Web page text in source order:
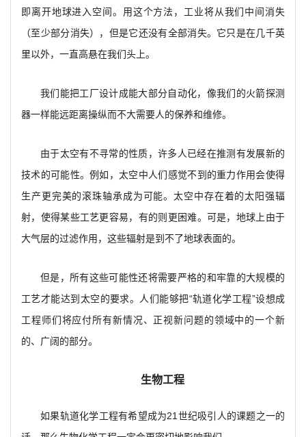
即离开地球进入空间。用这个方法，工业将从我们中间消失
（至少部分消失），但是它还没有全部消失。它只是在几千英
里以外，一直高悬在我们头上。
我们能把工厂设计成能大部分自动化，像我们的火箭探测
器一样能远距离操纵而不大需要人的保养和维修。
由于太空有不寻常的性质，许多人已经在推测有发展新的
技术的可能性。例如，太空中人们感觉不到的重力作用会使得
生产更完美的滚珠轴承成为可能。太空中存在着的太阳强辐
射，使得某些工艺更容易，有的则更困难。可是，地球上由于
大气层的过滤作用，这些辐射是到不了地球表面的。
但是，所有这些可能性还将需要严格的和牢靠的大规模的
工艺才能达到太空的要求。人们能够把“轨道化学工程”设想成
工程师们将应付所有新情况、正视新问题的领域中的一个新
的、广阔的部分。
生物工程
如果轨道化学工程有希望成为21世纪吸引人的课题之一的